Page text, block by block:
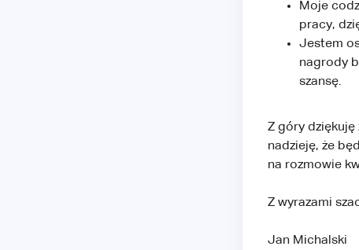
Moje
pracy,
Jestem
nagrody
szansę.
Z góry dziękuję
nadzieję, że
na rozmowie
Z wyrazami
Jan Michalski